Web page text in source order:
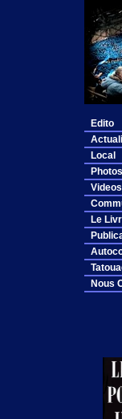
Edito
Local
Photos
Videos
Le
Nous